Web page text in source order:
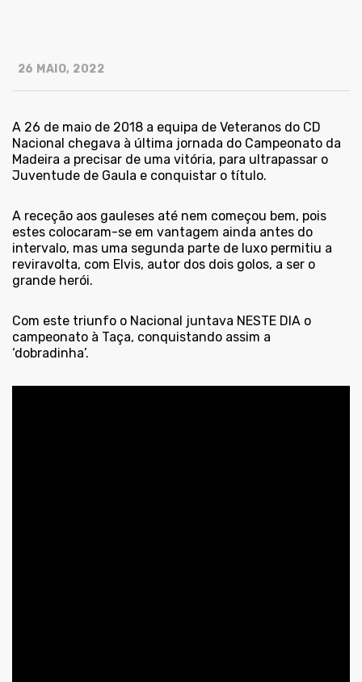
26 MAIO, 2022
A 26 de maio de 2018 a equipa de Veteranos do CD
Nacional chegava à última jornada do Campeonato da
Madeira a precisar de uma vitória, para ultrapassar o
Juventude de Gaula e conquistar o título.
A receção aos gauleses até nem começou bem, pois
estes colocaram-se em vantagem ainda antes do
intervalo, mas uma segunda parte de luxo permitiu a
reviravolta, com Elvis, autor dos dois golos, a ser o
grande herói.
Com este triunfo o Nacional juntava NESTE DIA o
campeonato à Taça, conquistando assim a
‘dobradinha’.